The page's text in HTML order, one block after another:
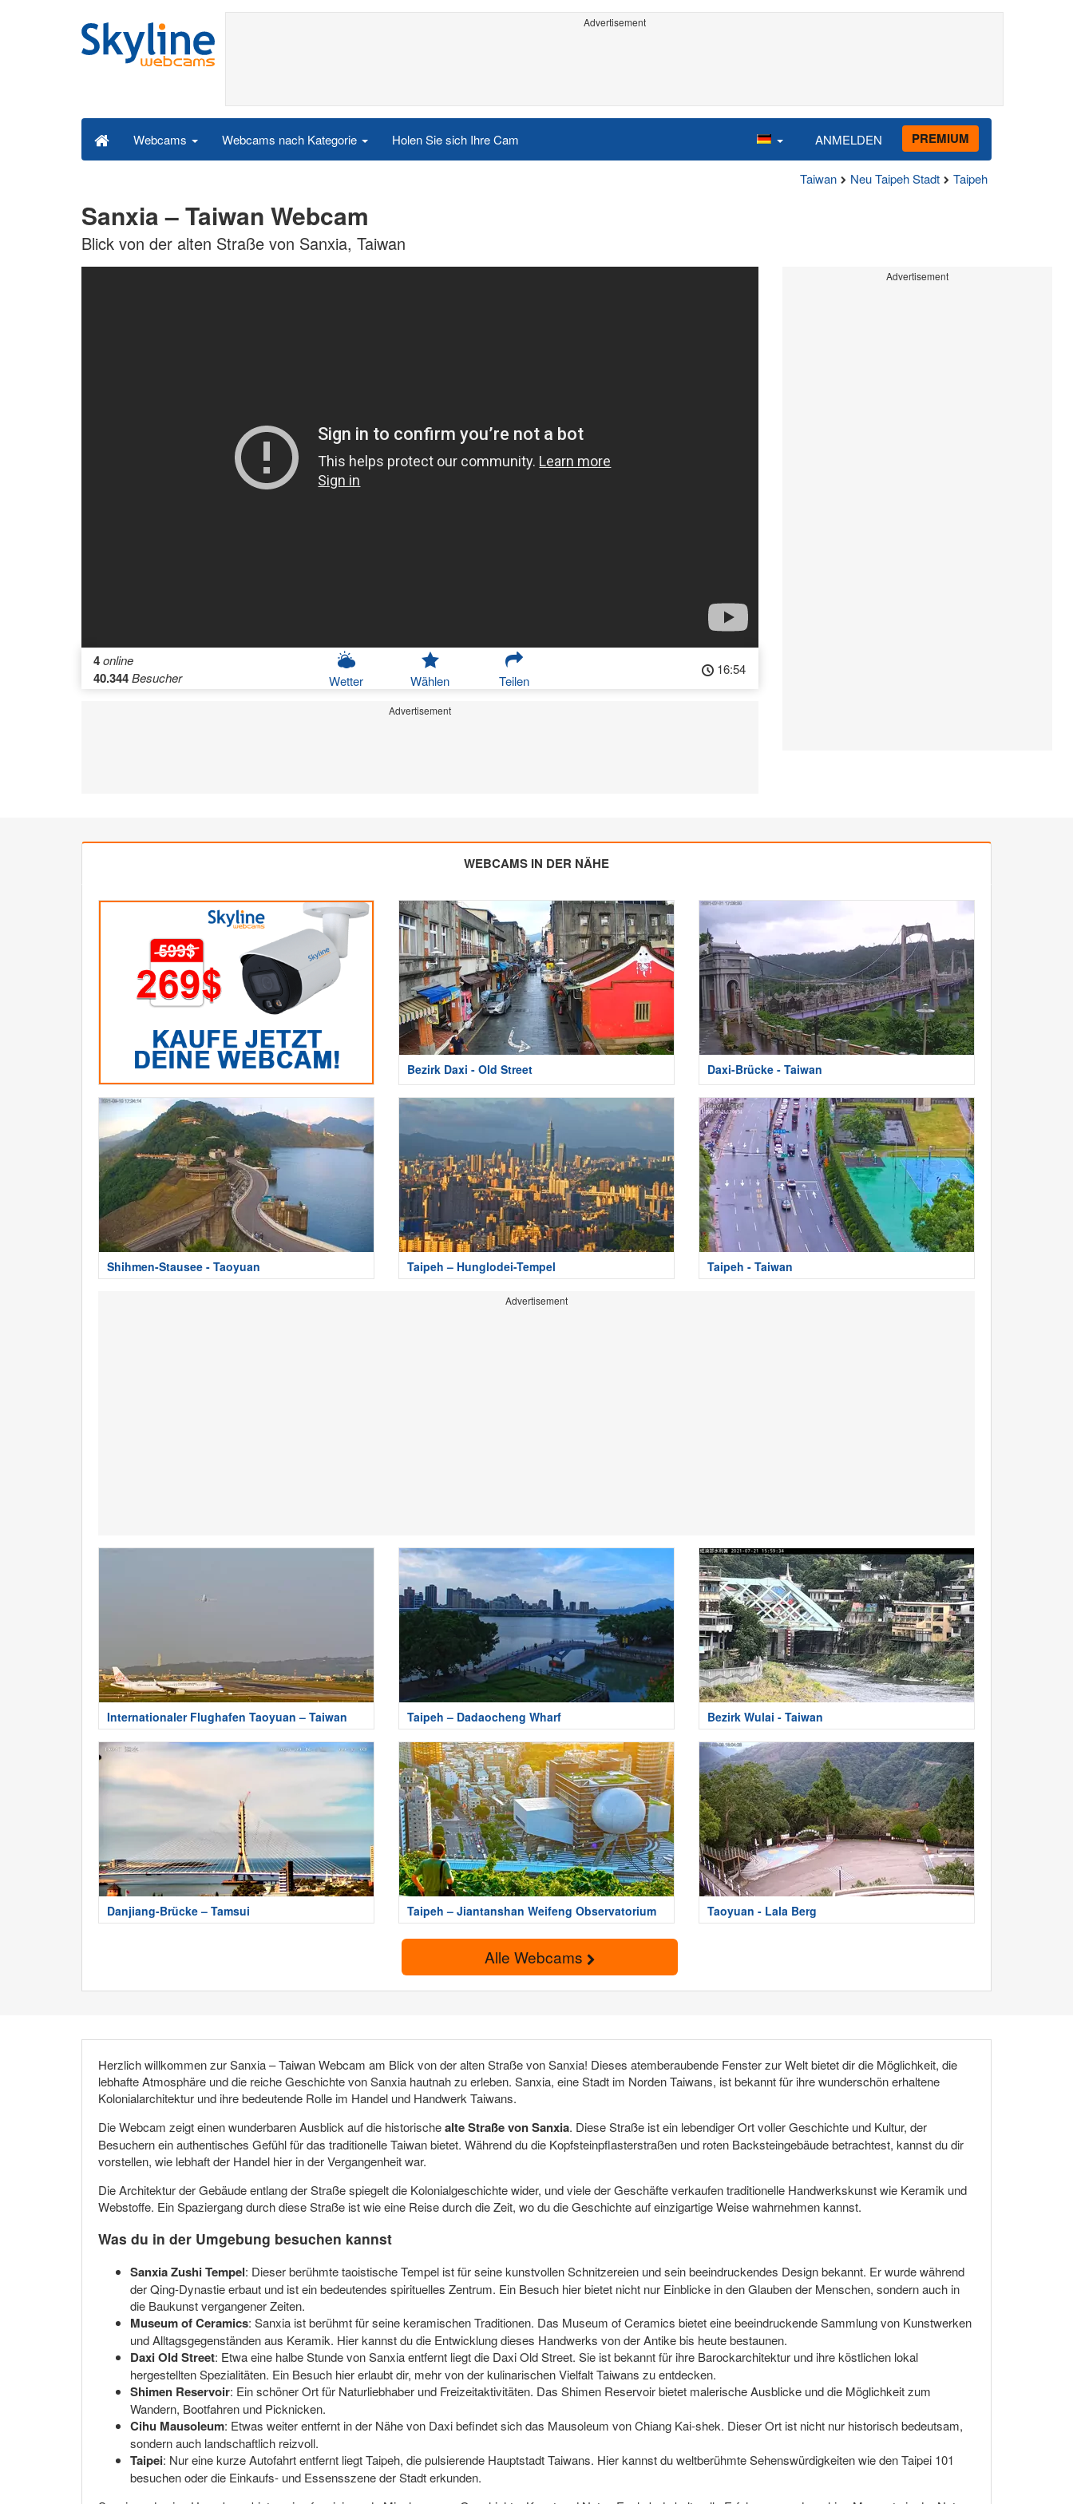
Advertisement
Webcams Webcams nach Kategorie Holen Sie sich Ihre Cam ANMELDEN PREMIUM
Taiwan Neu Taipeh Stadt Taipeh
Sanxia – Taiwan Webcam
Blick von der alten Straße von Sanxia, Taiwan
4online
40.344Besucher Wetter Wählen Teilen
16:54
Advertisement
Advertisement
WEBCAMS IN DER NÄHE
Bezirk Daxi - Old Street Daxi-Brücke - Taiwan
Shihmen-Stausee - Taoyuan Taipeh – Hunglodei-Tempel Taipeh - Taiwan
Advertisement
Internationaler Flughafen Taoyuan – Taiwan Taipeh – Dadaocheng Wharf Bezirk Wulai - Taiwan
Danjiang-Brücke – Tamsui Taipeh – Jiantanshan Weifeng Observatorium Taoyuan - Lala Berg
Alle Webcams
Herzlich willkommen zur Sanxia – Taiwan Webcam am Blick von der alten Straße von Sanxia! Dieses atemberaubende Fenster zur Welt bietet dir die Möglichkeit, die
lebhafte Atmosphäre und die reiche Geschichte von Sanxia hautnah zu erleben. Sanxia, eine Stadt im Norden Taiwans, ist bekannt für ihre wunderschön erhaltene
Kolonialarchitektur und ihre bedeutende Rolle im Handel und Handwerk Taiwans.
Die Webcam zeigt einen wunderbaren Ausblick auf die historischealte Straße von Sanxia. Diese Straße ist ein lebendiger Ort voller Geschichte und Kultur, der
Besuchern ein authentisches Gefühl für das traditionelle Taiwan bietet. Während du die Kopfsteinpflasterstraßen und roten Backsteingebäude betrachtest, kannst du dir
vorstellen, wie lebhaft der Handel hier in der Vergangenheit war.
Die Architektur der Gebäude entlang der Straße spiegelt die Kolonialgeschichte wider, und viele der Geschäfte verkaufen traditionelle Handwerkskunst wie Keramik und
Webstoffe. Ein Spaziergang durch diese Straße ist wie eine Reise durch die Zeit, wo du die Geschichte auf einzigartige Weise wahrnehmen kannst.
Was du in der Umgebung besuchen kannst
Sanxia Zushi Tempel: Dieser berühmte taoistische Tempel ist für seine kunstvollen Schnitzereien und sein beeindruckendes Design bekannt. Er wurde während
der Qing-Dynastie erbaut und ist ein bedeutendes spirituelles Zentrum. Ein Besuch hier bietet nicht nur Einblicke in den Glauben der Menschen, sondern auch in
die Baukunst vergangener Zeiten.
Museum of Ceramics: Sanxia ist berühmt für seine keramischen Traditionen. Das Museum of Ceramics bietet eine beeindruckende Sammlung von Kunstwerken
und Alltagsgegenständen aus Keramik. Hier kannst du die Entwicklung dieses Handwerks von der Antike bis heute bestaunen.
Daxi Old Street: Etwa eine halbe Stunde von Sanxia entfernt liegt die Daxi Old Street. Sie ist bekannt für ihre Barockarchitektur und ihre köstlichen lokal
hergestellten Spezialitäten. Ein Besuch hier erlaubt dir, mehr von der kulinarischen Vielfalt Taiwans zu entdecken.
Shimen Reservoir: Ein schöner Ort für Naturliebhaber und Freizeitaktivitäten. Das Shimen Reservoir bietet malerische Ausblicke und die Möglichkeit zum
Wandern, Bootfahren und Picknicken.
Cihu Mausoleum: Etwas weiter entfernt in der Nähe von Daxi befindet sich das Mausoleum von Chiang Kai-shek. Dieser Ort ist nicht nur historisch bedeutsam,
sondern auch landschaftlich reizvoll.
Taipei: Nur eine kurze Autofahrt entfernt liegt Taipeh, die pulsierende Hauptstadt Taiwans. Hier kannst du weltberühmte Sehenswürdigkeiten wie den Taipei 101
besuchen oder die Einkaufs- und Essensszene der Stadt erkunden.